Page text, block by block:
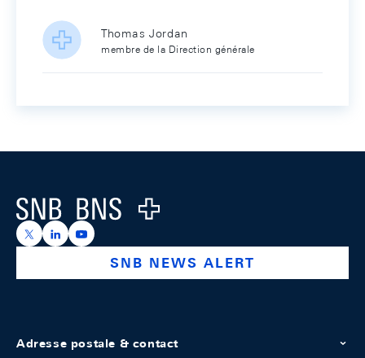
Thomas Jordan
membre de la Direction générale
Logo
https://x.com/snb_bns
https://ch.linkedin.com/company/swiss-national-
https://www.youtube.com/@swissnationalbank
SNB NEWS ALERT
Adresse postale & contact